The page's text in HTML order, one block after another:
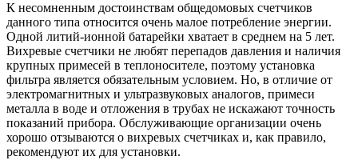
К несомненным достоинствам общедомовых счетчиков
данного типа относится очень малое потребление энергии.
Одной литий-ионной батарейки хватает в среднем на 5 лет.
Вихревые счетчики не любят перепадов давления и наличия
крупных примесей в теплоносителе, поэтому установка
фильтра является обязательным условием. Но, в отличие от
электромагнитных и ультразвуковых аналогов, примеси
металла в воде и отложения в трубах не искажают точность
показаний прибора. Обслуживающие организации очень
хорошо отзываются о вихревых счетчиках и, как правило,
рекомендуют их для установки.